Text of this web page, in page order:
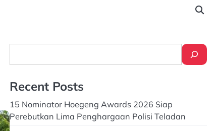
Recent Posts
15 Nominator Hoegeng Awards 2026 Siap
Perebutkan Lima Penghargaan Polisi Teladan